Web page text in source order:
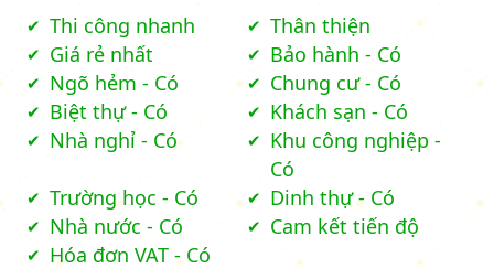
Thi công nhanh
Thân thiện
Giá rẻ nhất
Bảo hành - Có
Ngõ hẻm - Có
Chung cư - Có
Biệt thự - Có
Khách sạn - Có
Nhà nghỉ - Có
Khu công nghiệp -
Có
Trường học - Có
Dinh thự - Có
Nhà nước - Có
Cam kết tiến độ
Hóa đơn VAT - Có